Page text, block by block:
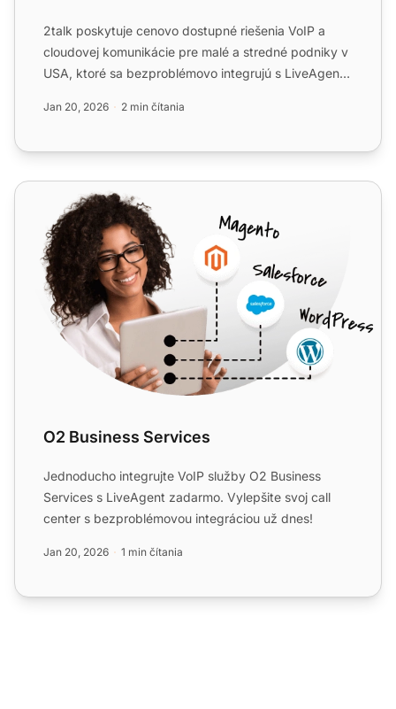
2talk poskytuje cenovo dostupné riešenia VoIP a
cloudovej komunikácie pre malé a stredné podniky v
USA, ktoré sa bezproblémovo integrujú s LiveAgent.
Jan 20, 2026 2 min čítania
O2 Business Services
O2 Business Services
Jednoducho integrujte VoIP služby O2 Business
Services s LiveAgent zadarmo. Vylepšite svoj call
center s bezproblémovou integráciou už dnes!
Jan 20, 2026 1 min čítania